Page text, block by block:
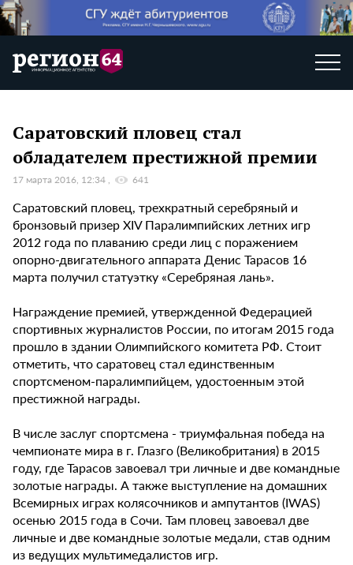
Саратовский пловец стал
обладателем престижной премии
17 марта 2016, 12:34 641
Саратовский пловец, трехкратный серебряный и
бронзовый призер XIV Паралимпийских летних игр
2012 года по плаванию среди лиц с поражением
опорно-двигательного аппарата Денис Тарасов 16
марта получил статуэтку «Серебряная лань».
Награждение премией, утвержденной Федерацией
спортивных журналистов России, по итогам 2015 года
прошло в здании Олимпийского комитета РФ. Стоит
отметить, что саратовец стал единственным
спортсменом-паралимпийцем, удостоенным этой
престижной награды.
В числе заслуг спортсмена - триумфальная победа на
чемпионате мира в г. Глазго (Великобритания) в 2015
году, где Тарасов завоевал три личные и две командные
золотые награды. А также выступление на домашних
Всемирных играх колясочников и ампутантов (IWAS)
осенью 2015 года в Сочи. Там пловец завоевал две
личные и две командные золотые медали, став одним
из ведущих мультимедалистов игр.